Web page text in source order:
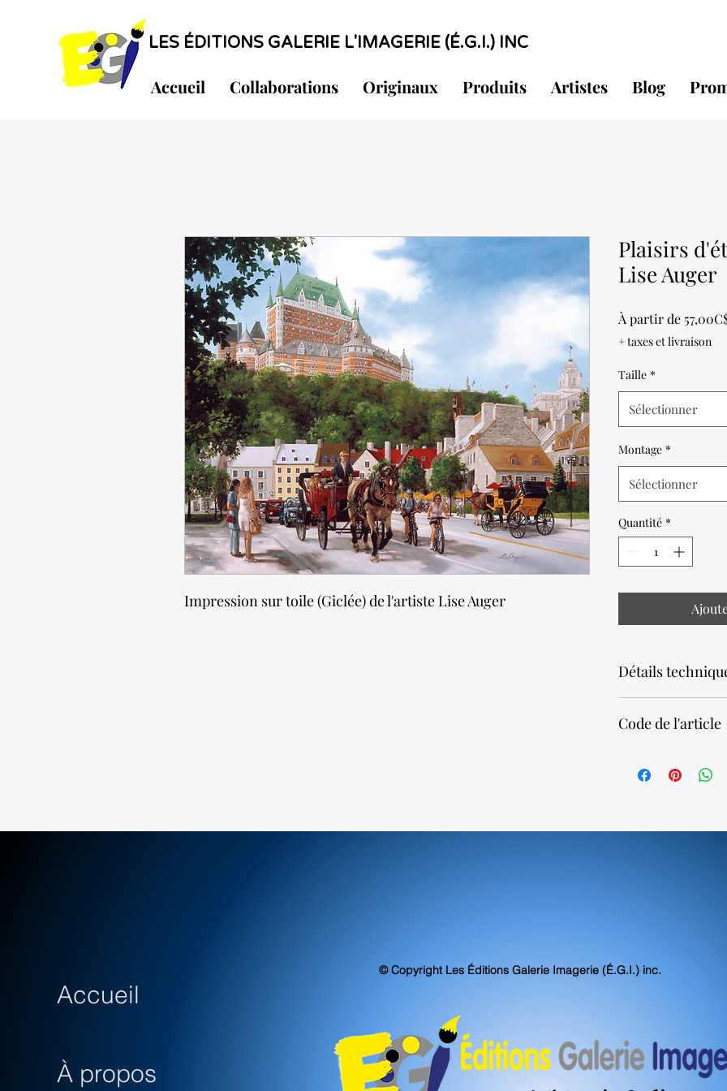
LES ÉDITIONS GALERIE L'IMAGERIE (É.G.I.) INC
Accueil Collaborations Originaux Produits Artistes Blog
Impression sur toile (Giclée) de l'artiste Lise Auger
Plaisirs
Lise Auger
À partir de
+ taxes et livraison
Taille *
Sélectionner
Montage *
Sélectionner
Quantité *
Détails
Prévoir un délai de 2
d'archivabilité et de
Code de l'article
Accueil
À propos
© Copyright Les Éditions Galerie Imagerie (É.G.I.) inc.